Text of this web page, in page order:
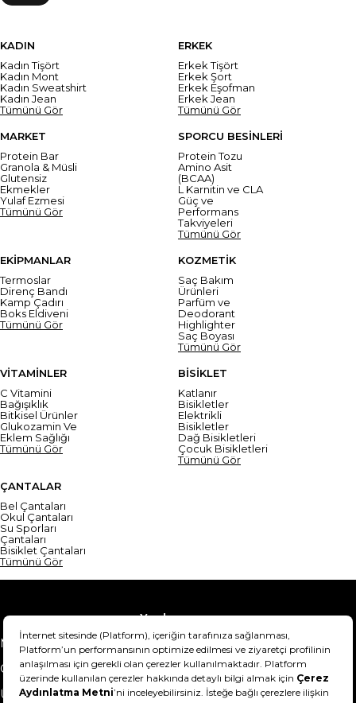
KADIN
Kadın Tişört
Kadın Mont
Kadın Sweatshirt
Kadın Jean
Tümünü Gör
ERKEK
Erkek Tişört
Erkek Şort
Erkek Eşofman
Erkek Jean
Tümünü Gör
MARKET
Protein Bar
Granola & Müsli
Glutensiz
Ekmekler
Yulaf Ezmesi
Tümünü Gör
SPORCU BESİNLERİ
Protein Tozu
Amino Asit
(BCAA)
L Karnitin ve CLA
Güç ve
Performans
Takviyeleri
Tümünü Gör
EKİPMANLAR
Termoslar
Direnç Bandı
Kamp Çadırı
Boks Eldiveni
Tümünü Gör
KOZMETİK
Saç Bakım
Ürünleri
Parfüm ve
Deodorant
Highlighter
Saç Boyası
Tümünü Gör
VİTAMİNLER
C Vitamini
Bağışıklık
Bitkisel Ürünler
Glukozamin Ve
Eklem Sağlığı
Tümünü Gör
BİSİKLET
Katlanır
Bisikletler
Elektrikli
Bisikletler
Dağ Bisikletleri
Çocuk Bisikletleri
Tümünü Gör
ÇANTALAR
Bel Çantaları
Okul Çantaları
Su Sporları
Çantaları
Bisiklet Çantaları
Tümünü Gör
Yardım
Mesafeli Satış Sözleşmesi
Teslimat Bilgisi
Gizlilik Sözleşmesi
Şartlar & Koşullar
Ürünümü nasıl iade
Hakkımızda